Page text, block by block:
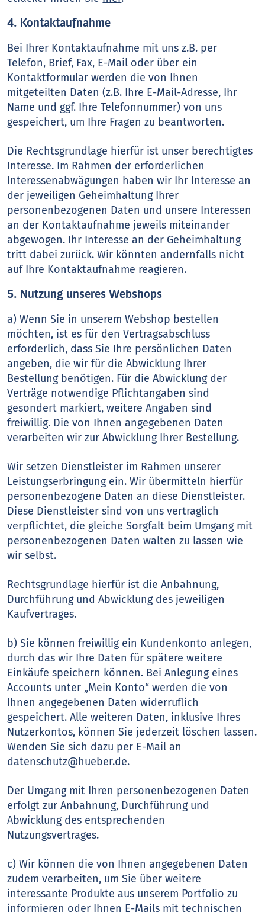
4. Kontaktaufnahme
Bei Ihrer Kontaktaufnahme mit uns z.B. per
Telefon, Brief, Fax, E-Mail oder über ein
Kontaktformular werden die von Ihnen
mitgeteilten Daten (z.B. Ihre E-Mail-Adresse, Ihr
Name und ggf. Ihre Telefonnummer) von uns
gespeichert, um Ihre Fragen zu beantworten.
Die Rechtsgrundlage hierfür ist unser berechtigtes
Interesse. Im Rahmen der erforderlichen
Interessenabwägungen haben wir Ihr Interesse an
der jeweiligen Geheimhaltung Ihrer
personenbezogenen Daten und unsere Interessen
an der Kontaktaufnahme jeweils miteinander
abgewogen. Ihr Interesse an der Geheimhaltung
tritt dabei zurück. Wir könnten andernfalls nicht
auf Ihre Kontaktaufnahme reagieren.
5. Nutzung unseres Webshops
a) Wenn Sie in unserem Webshop bestellen
möchten, ist es für den Vertragsabschluss
erforderlich, dass Sie Ihre persönlichen Daten
angeben, die wir für die Abwicklung Ihrer
Bestellung benötigen. Für die Abwicklung der
Verträge notwendige Pflichtangaben sind
gesondert markiert, weitere Angaben sind
freiwillig. Die von Ihnen angegebenen Daten
verarbeiten wir zur Abwicklung Ihrer Bestellung.
Wir setzen Dienstleister im Rahmen unserer
Leistungserbringung ein. Wir übermitteln hierfür
personenbezogene Daten an diese Dienstleister.
Diese Dienstleister sind von uns vertraglich
verpflichtet, die gleiche Sorgfalt beim Umgang mit
personenbezogenen Daten walten zu lassen wie
wir selbst.
Rechtsgrundlage hierfür ist die Anbahnung,
Durchführung und Abwicklung des jeweiligen
Kaufvertrages.
b) Sie können freiwillig ein Kundenkonto anlegen,
durch das wir Ihre Daten für spätere weitere
Einkäufe speichern können. Bei Anlegung eines
Accounts unter „Mein Konto“ werden die von
Ihnen angegebenen Daten widerruflich
gespeichert. Alle weiteren Daten, inklusive Ihres
Nutzerkontos, können Sie jederzeit löschen lassen.
Wenden Sie sich dazu per E-Mail an
datenschutz@hueber.de.
Der Umgang mit Ihren personenbezogenen Daten
erfolgt zur Anbahnung, Durchführung und
Abwicklung des entsprechenden
Nutzungsvertrages.
c) Wir können die von Ihnen angegebenen Daten
zudem verarbeiten, um Sie über weitere
interessante Produkte aus unserem Portfolio zu
informieren oder Ihnen E-Mails mit technischen